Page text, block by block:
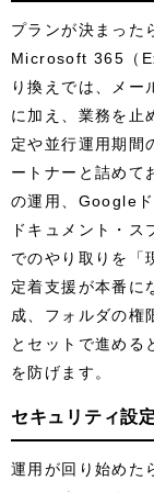
プランが決まった
Microsoft 365（
り換えでは、メー
に加え、業務を止
定や並行運用期間
ートナーと詰めて
の運用、Google
ドキュメント・
でのやり取りを「
定着支援が本番に
成、フォルダの権
とセットで進める
を防げます。
セキュリティ設
運用が回り始めた